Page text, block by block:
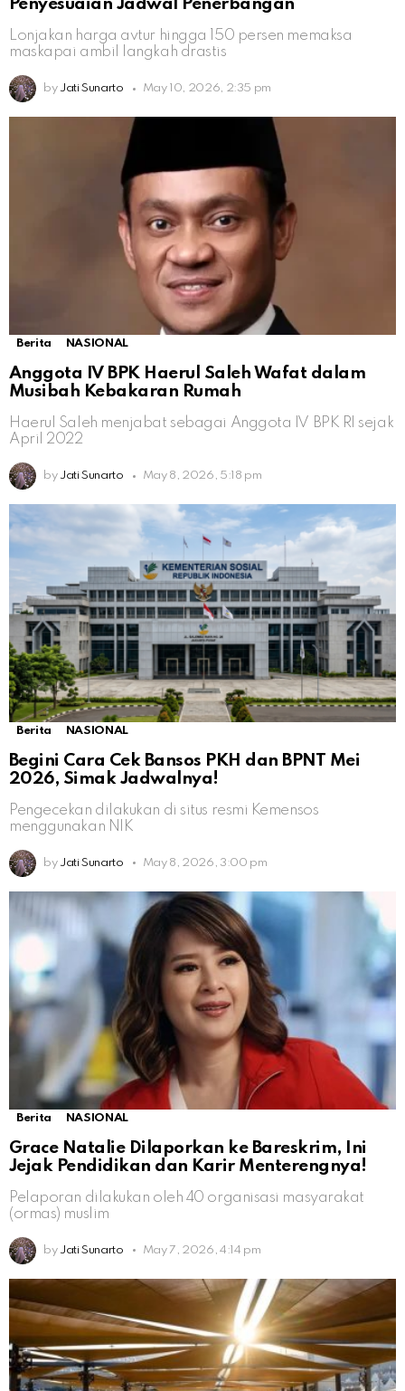
Penyesuaian Jadwal Penerbangan
Lonjakan harga avtur hingga 150 persen memaksa
maskapai ambil langkah drastis
by Jati Sunarto May 10, 2026, 2:35 pm
Berita NASIONAL
Anggota IV BPK Haerul Saleh Wafat dalam
Musibah Kebakaran Rumah
Haerul Saleh menjabat sebagai Anggota IV BPK RI sejak
April 2022
by Jati Sunarto May 8, 2026, 5:18 pm
Berita NASIONAL
Begini Cara Cek Bansos PKH dan BPNT Mei
2026, Simak Jadwalnya!
Pengecekan dilakukan di situs resmi Kemensos
menggunakan NIK
by Jati Sunarto May 8, 2026, 3:00 pm
Berita NASIONAL
Grace Natalie Dilaporkan ke Bareskrim, Ini
Jejak Pendidikan dan Karir Menterengnya!
Pelaporan dilakukan oleh 40 organisasi masyarakat
(ormas) muslim
by Jati Sunarto May 7, 2026, 4:14 pm